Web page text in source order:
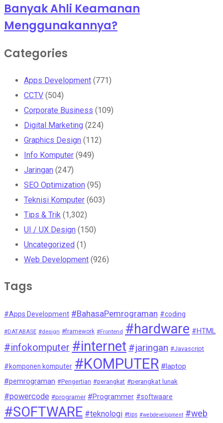
Banyak Ahli Keamanan
Menggunakannya?
Categories
Apps Development (771)
CCTV (504)
Corporate Business (109)
Digital Marketing (224)
Graphics Design (112)
Info Komputer (949)
Jaringan (247)
SEO Optimization (95)
Teknisi Komputer (603)
Tips & Trik (1,302)
UI / UX Design (150)
Uncategorized (1)
Web Development (926)
Tags
#Apps Development #BahasaPemrograman #coding
#DATABASE #design #framework #Frontend #hardware #HTML
#infokomputer #internet #jaringan #Javascript
#komponen komputer #KOMPUTER #laptop
#pemrograman #Pengertian #perangkat #perangkat lunak
#powercode #programer #Programmer #softwaare
#SOFTWARE #teknologi #tips #webdevelopment #web